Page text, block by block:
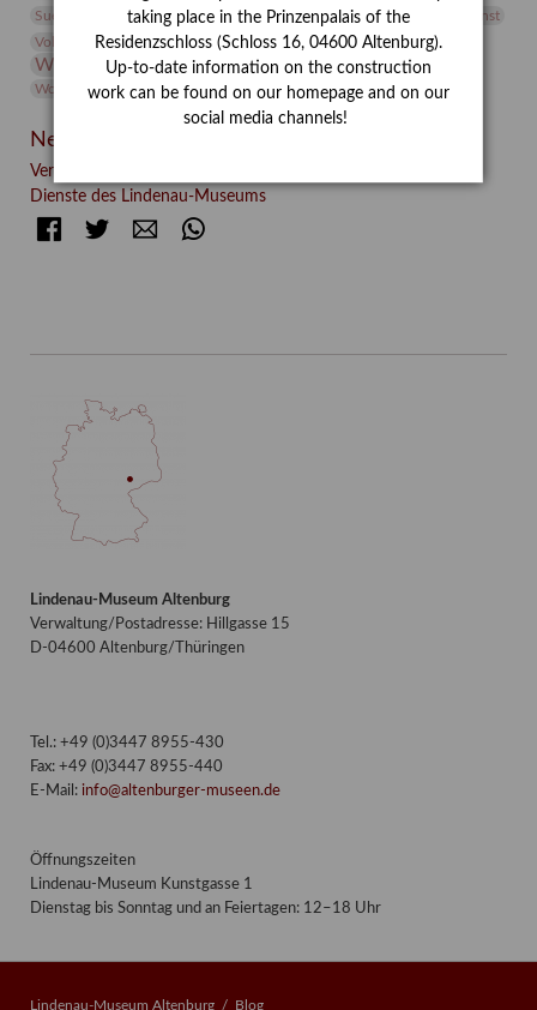
Suermondt-Ludwig-Museum
Vermittlung Video
Videokunst
Volontariat
Walter Rheiner Weihnachten Werefkin
Werkbetrachtung Winter Wissenschaft
Wolf and Dog
Wolf und Hund
Zirkuswoche
Neueste Beiträge
Verschenkt, verkauft, vergessen? – Kunstdetektivinnen im
Dienste des Lindenau-Museums
FacebookTwitter E-mail
Lindenau-Museum Altenburg
Verwaltung/Postadresse: Hillgasse 15
D-04600 Altenburg/Thüringen
Tel.: +49 (0)3447 8955-430
Fax: +49 (0)3447 8955-440
E-Mail: info@altenburger-museen.de
Öffnungszeiten
Lindenau-Museum Kunstgasse 1
Dienstag bis Sonntag und an Feiertagen: 12–18 Uhr
Lindenau-Museum Altenburg Blog
taking place in the Prinzenpalais of the
Residenzschloss (Schloss 16, 04600 Altenburg).
Up-to-date information on the construction
work can be found on our homepage and on our
social media channels!